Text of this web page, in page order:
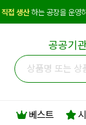
직접 생산하는 공장을 운영
공공기
베스트